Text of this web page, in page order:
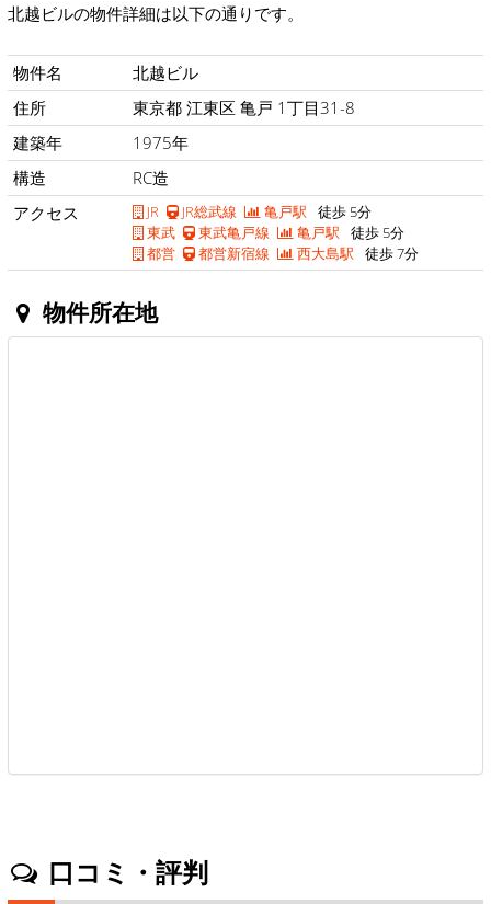
北越ビルの物件詳細は以下の通りです。
物件名
北越ビル
住所
東京都 江東区 亀戸 1丁目31-8
建築年
1975年
構造
RC造
アクセス
JR JR総武線 亀戸駅 徒歩 5分
東武
東武亀戸線 亀戸駅 徒歩 5分
都営
都営新宿線 西大島駅 徒歩 7分
物件所在地
口コミ・評判